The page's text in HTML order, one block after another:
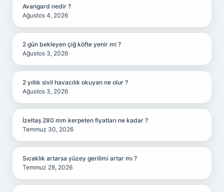
Avangard nedir ?
Ağustos 4, 2026
2 gün bekleyen çiğ köfte yenir mi ?
Ağustos 3, 2026
2 yıllık sivil havacılık okuyan ne olur ?
Ağustos 3, 2026
İzeltaş 280 mm kerpeten fiyatları ne kadar ?
Temmuz 30, 2026
Sıcaklık artarsa yüzey gerilimi artar mı ?
Temmuz 28, 2026